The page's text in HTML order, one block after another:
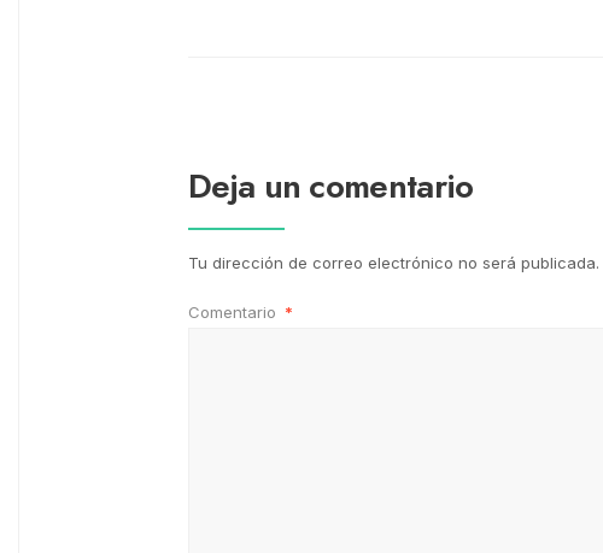
Deja un comentario
Tu dirección de correo electrónico no será publicada.
Comentario *